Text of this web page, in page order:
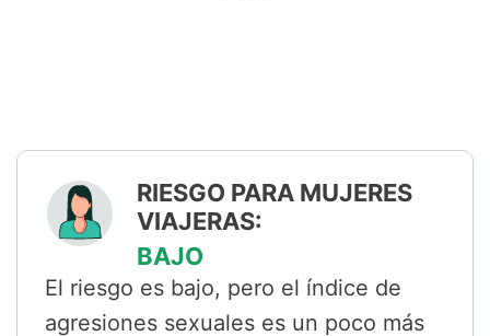
RIESGO PARA MUJERES
VIAJERAS:
BAJO
El riesgo es bajo, pero el índice de
agresiones sexuales es un poco más